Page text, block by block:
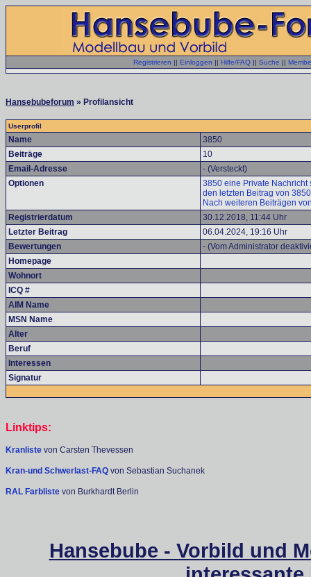
Registrieren || Einloggen || Hilfe/FAQ || Suche ||
Hansebubeforum » Profilansicht
Userprofil
Name
3850
Beiträge
10
Email-Adresse
- (Versteckt)
Optionen
3850 eine Private Nachricht
den letzten Beitrag von
Nach weiteren Beiträgen
Registrierdatum
30.12.2018, 11:44 Uhr
Letzter Beitrag
06.04.2024, 19:16 Uhr
Bewertungen
- (Vom Administrator
Homepage
Wohnort
ICQ #
AIM Name
MSN Name
Alter
Beruf
Interessen
Signatur
Linktips:
Kranliste von Carsten Thevessen
Kran-und Schwerlast-FAQ von Sebastian Suchanek
RAL Farbliste von Burkhardt Berlin
Hansebube - Vorbild und